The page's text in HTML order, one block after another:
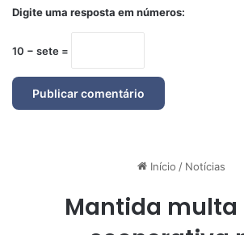
Digite uma resposta em números:
10 − sete =